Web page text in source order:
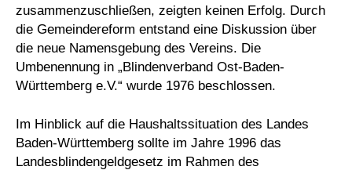
zusammenzuschließen, zeigten keinen Erfolg. Durch
die Gemeindereform entstand eine Diskussion über
die neue Namensgebung des Vereins. Die
Umbenennung in „Blindenverband Ost-Baden-
Württemberg e.V.“ wurde 1976 beschlossen.
Im Hinblick auf die Haushaltssituation des Landes
Baden-Württemberg sollte im Jahre 1996 das
Landesblindengeldgesetz im Rahmen des